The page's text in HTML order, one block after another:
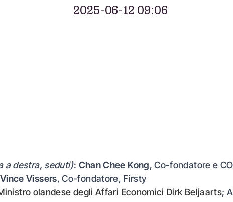
2025-06-12 09:06
a destra, seduti): Chan Chee Kong, Co-fondatore e
Vince Vissers, Co-fondatore, Firsty
olandese degli Affari Economici Dirk Beljaarts;